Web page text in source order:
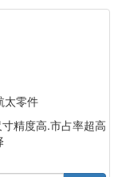
太零件
精度高.市占率超高